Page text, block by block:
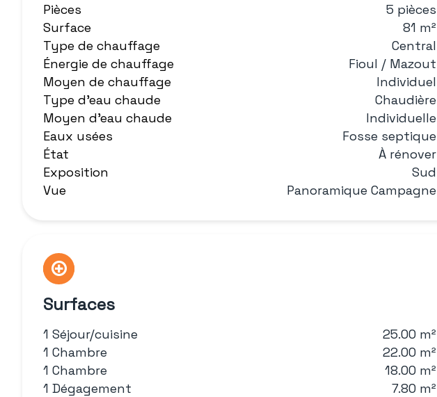
Pièces
5 pièces
Surface
81 m²
Type de chauffage
Central
Énergie de chauffage
Fioul / Mazout
Moyen de chauffage
Individuel
Type d'eau chaude
Chaudière
Moyen d'eau chaude
Individuelle
Eaux usées
Fosse septique
État
À rénover
Exposition
Sud
Vue
Panoramique Campagne
Surfaces
1 Séjour/cuisine
25.00 m²
1 Chambre
22.00 m²
1 Chambre
18.00 m²
1 Dégagement
7.80 m²